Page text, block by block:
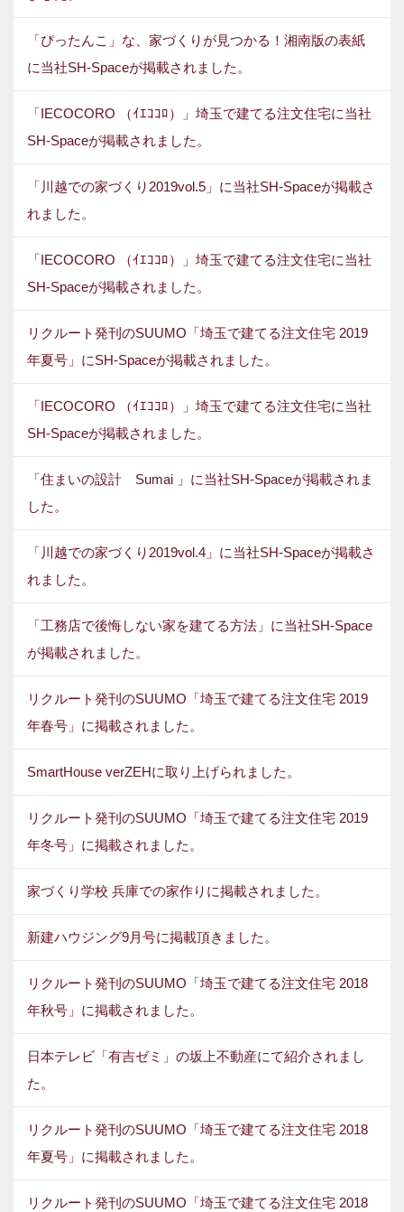
「ぴったんこ」な、家づくりが見つかる！湘南版の表紙
に当社SH-Spaceが掲載されました。
「IECOCORO （ｲｴｺｺﾛ）」埼玉で建てる注文住宅に当社
SH-Spaceが掲載されました。
「川越での家づくり2019vol.5」に当社SH-Spaceが掲載さ
れました。
「IECOCORO （ｲｴｺｺﾛ）」埼玉で建てる注文住宅に当社
SH-Spaceが掲載されました。
リクルート発刊のSUUMO「埼玉で建てる注文住宅 2019
年夏号」にSH-Spaceが掲載されました。
「IECOCORO （ｲｴｺｺﾛ）」埼玉で建てる注文住宅に当社
SH-Spaceが掲載されました。
「住まいの設計 Sumai 」に当社SH-Spaceが掲載されま
した。
「川越での家づくり2019vol.4」に当社SH-Spaceが掲載さ
れました。
「工務店で後悔しない家を建てる方法」に当社SH-Space
が掲載されました。
リクルート発刊のSUUMO「埼玉で建てる注文住宅 2019
年春号」に掲載されました。
SmartHouse verZEHに取り上げられました。
リクルート発刊のSUUMO「埼玉で建てる注文住宅 2019
年冬号」に掲載されました。
家づくり学校 兵庫での家作りに掲載されました。
新建ハウジング9月号に掲載頂きました。
リクルート発刊のSUUMO「埼玉で建てる注文住宅 2018
年秋号」に掲載されました。
日本テレビ「有吉ゼミ」の坂上不動産にて紹介されまし
た。
リクルート発刊のSUUMO「埼玉で建てる注文住宅 2018
年夏号」に掲載されました。
リクルート発刊のSUUMO「埼玉で建てる注文住宅 2018